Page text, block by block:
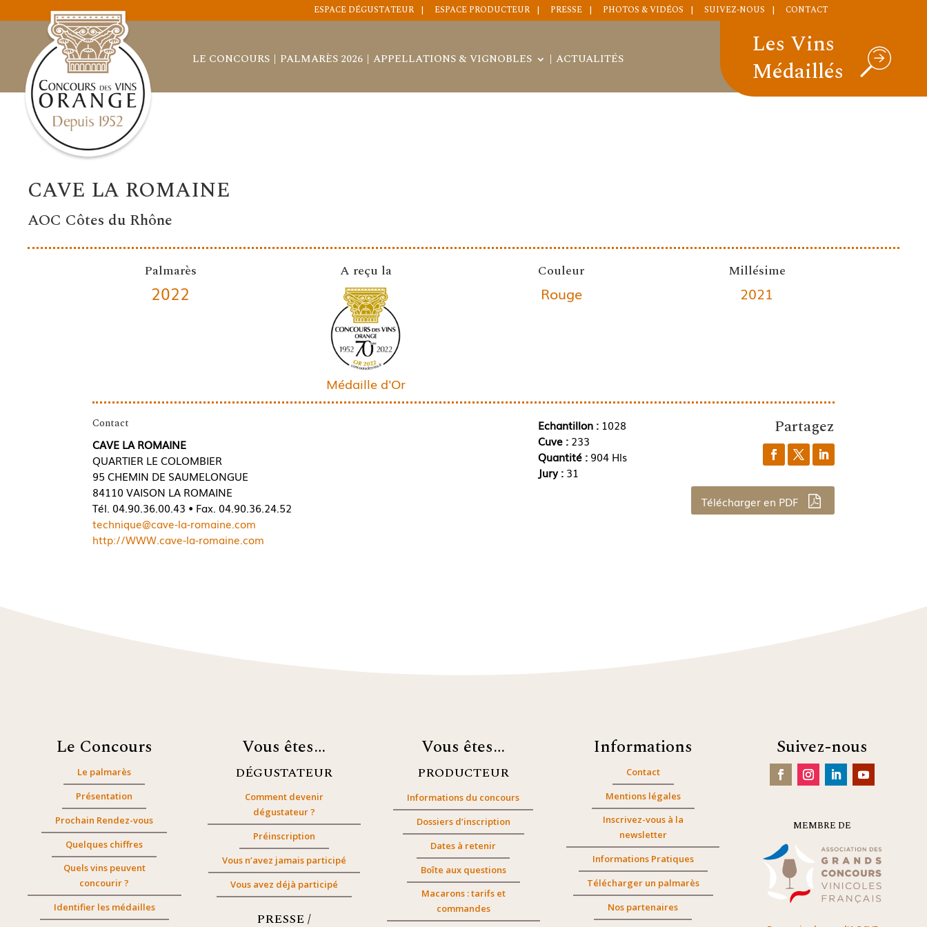
ESPACE DÉGUSTATEUR ESPACE PRODUCTEUR PRESSE PHOTOS & VIDÉOS SUIVEZ-NOUS CONTACT
LE CONCOURS PALMARÈS 2026 APPELLATIONS & VIGNOBLES ACTUALITÉS
Les Vins
Médaillés
CAVE LA ROMAINE
AOC Côtes du Rhône
Palmarès
2022
A reçu la
Médaille d'Or
Couleur
Rouge
Millésime
2021
Contact
CAVE LA ROMAINE
QUARTIER LE COLOMBIER
95 CHEMIN DE SAUMELONGUE
84110 VAISON LA ROMAINE
Tél. 04.90.36.00.43 • Fax. 04.90.36.24.52
technique@cave-la-romaine.com
http://WWW.cave-la-romaine.com
Echantillon :1028
Cuve : 233
Quantité : 904 Hls
Jury : 31
Partagez
Télécharger en PDF
Le Concours
Le palmarès
Présentation
Prochain Rendez-vous
Quelques chiffres
Quels vins peuvent
concourir ?
Identifier les médailles
Vous êtes…
DÉGUSTATEUR
Comment devenir
dégustateur ?
Préinscription
Vous n’avez jamais participé
Vous avez déjà participé
PRESSE /
Vous êtes…
PRODUCTEUR
Informations du concours
Dossiers d’inscription
Dates à retenir
Boîte aux questions
Macarons : tarifs et
commandes
Informations
Contact
Mentions légales
Inscrivez-vous à la
newsletter
Informations Pratiques
Télécharger un palmarès
Nos partenaires
Suivez-nous
MEMBRE DE